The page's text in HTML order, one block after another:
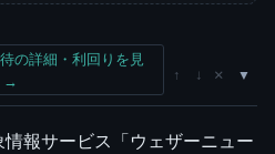
の詳細・利回りを見
→
↑ ↓ ×
情報サービス「ウェザーニュー